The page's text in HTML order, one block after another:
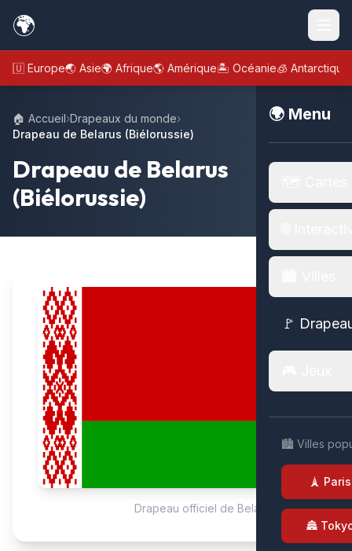
🌍
🇪🇺 Europe🌏 Asie🌍 Afrique🌎 Amérique🏝️ Océanie🧊 Antarctique
🌍 Menu
🚩
🏙️ Villes
🗼 Paris
🏯
🏠 Accueil›Drapeaux du monde›
Drapeau de Belarus (Biélorussie)
Drapeau de Belarus
(Biélorussie)
Drapeau officiel de Belarus (Biélorussie)